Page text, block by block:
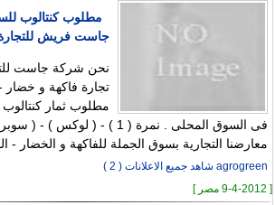
مطلوب كنتالوب
جاست فريش
نحن شركة جاست
تجارة فاكهة و خضار
مطلوب ثمار
فى السوق المحلى . نمرة ( 1 ) - (
معارضنا التجارية بسوق الجملة للفاكهة و الخضار -
agrogreen شاهد جميع الاعلانات ( 2 )
[ 9-4-2012 مصر ]